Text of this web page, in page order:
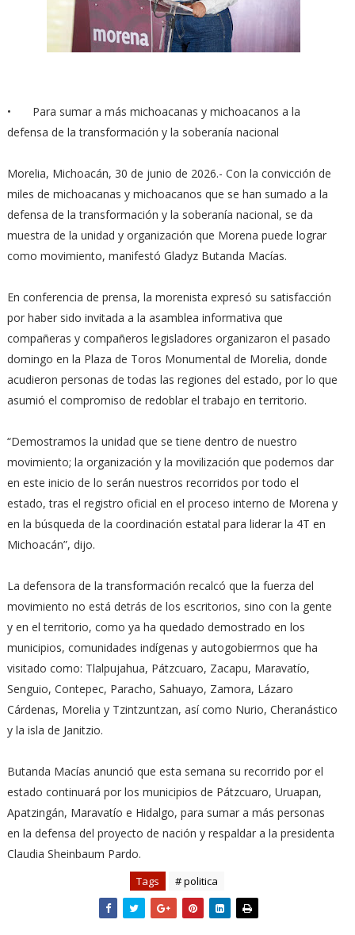
•
Para sumar a más michoacanas y michoacanos a la
defensa de la transformación y la soberanía nacional
Morelia, Michoacán, 30 de junio de 2026.- Con la convicción de
miles de michoacanas y michoacanos que se han sumado a la
defensa de la transformación y la soberanía nacional, se da
muestra de la unidad y organización que Morena puede lograr
como movimiento, manifestó Gladyz Butanda Macías.
En conferencia de prensa, la morenista expresó su satisfacción
por haber sido invitada a la asamblea informativa que
compañeras y compañeros legisladores organizaron el pasado
domingo en la Plaza de Toros Monumental de Morelia, donde
acudieron personas de todas las regiones del estado, por lo que
asumió el compromiso de redoblar el trabajo en territorio.
“Demostramos la unidad que se tiene dentro de nuestro
movimiento; la organización y la movilización que podemos dar
en este inicio de lo serán nuestros recorridos por todo el
estado, tras el registro oficial en el proceso interno de Morena y
en la búsqueda de la coordinación estatal para liderar la 4T en
Michoacán”, dijo.
La defensora de la transformación recalcó que la fuerza del
movimiento no está detrás de los escritorios, sino con la gente
y en el territorio, como ya ha quedado demostrado en los
municipios, comunidades indígenas y autogobierrnos que ha
visitado como: Tlalpujahua, Pátzcuaro, Zacapu, Maravatío,
Senguio, Contepec, Paracho, Sahuayo, Zamora, Lázaro
Cárdenas, Morelia y Tzintzuntzan, así como Nurio, Cheranástico
y la isla de Janitzio.
Butanda Macías anunció que esta semana su recorrido por el
estado continuará por los municipios de Pátzcuaro, Uruapan,
Apatzingán, Maravatío e Hidalgo, para sumar a más personas
en la defensa del proyecto de nación y respaldar a la presidenta
Claudia Sheinbaum Pardo.
Tags # politica